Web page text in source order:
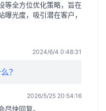
等全方位优化策略，旨在
曝光度，吸引潜在客户，
2024/6/4 0:48:31
？
2026/5/25 20:54:16
尽快回复。